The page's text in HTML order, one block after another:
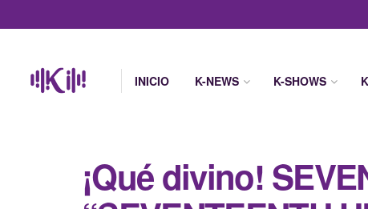
INICIO K-NEWS K-SHOWS
¡Qué divino!